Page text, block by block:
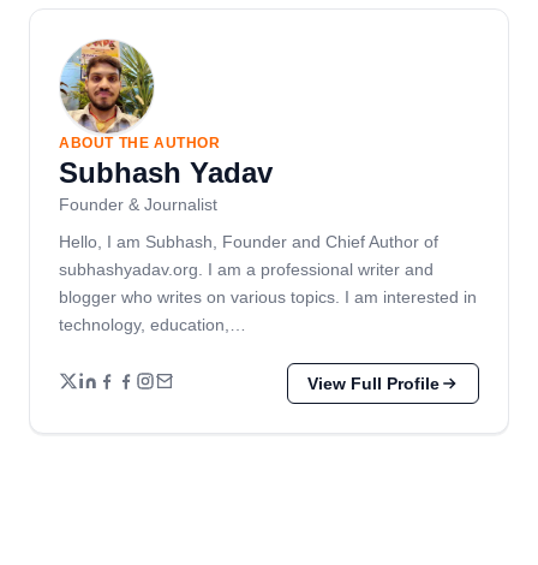
ABOUT THE AUTHOR
Subhash Yadav
Founder & Journalist
Hello, I am Subhash, Founder and Chief Author of
subhashyadav.org. I am a professional writer and
blogger who writes on various topics. I am interested in
technology, education,…
View Full Profile